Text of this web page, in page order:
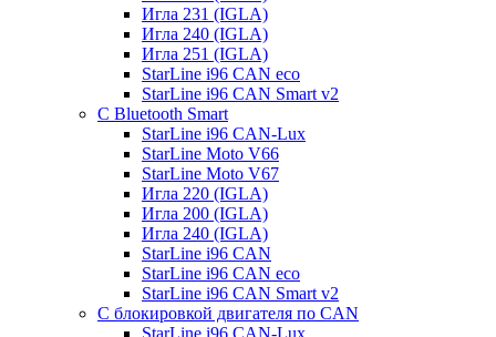
Игла 231 (IGLA)
Игла 240 (IGLA)
Игла 251 (IGLA)
StarLine i96 CAN eco
StarLine i96 CAN Smart v2
С Bluetooth Smart
StarLine i96 CAN-Lux
StarLine Moto V66
StarLine Moto V67
Игла 220 (IGLA)
Игла 200 (IGLA)
Игла 240 (IGLA)
StarLine i96 CAN
StarLine i96 CAN eco
StarLine i96 CAN Smart v2
С блокировкой двигателя по CAN
StarLine i96 CAN-Lux